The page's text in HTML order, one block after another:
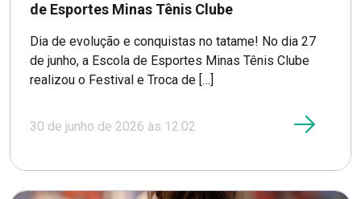
de Esportes Minas Tênis Clube
Dia de evolução e conquistas no tatame! No dia 27
de junho, a Escola de Esportes Minas Tênis Clube
realizou o Festival e Troca de […]
30 de junho de 2026 às 12:02